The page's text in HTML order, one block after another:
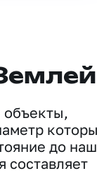
до
составляет